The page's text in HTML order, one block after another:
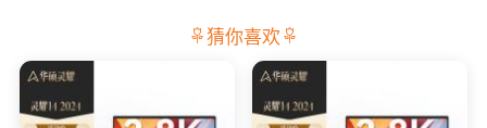
猜你喜欢